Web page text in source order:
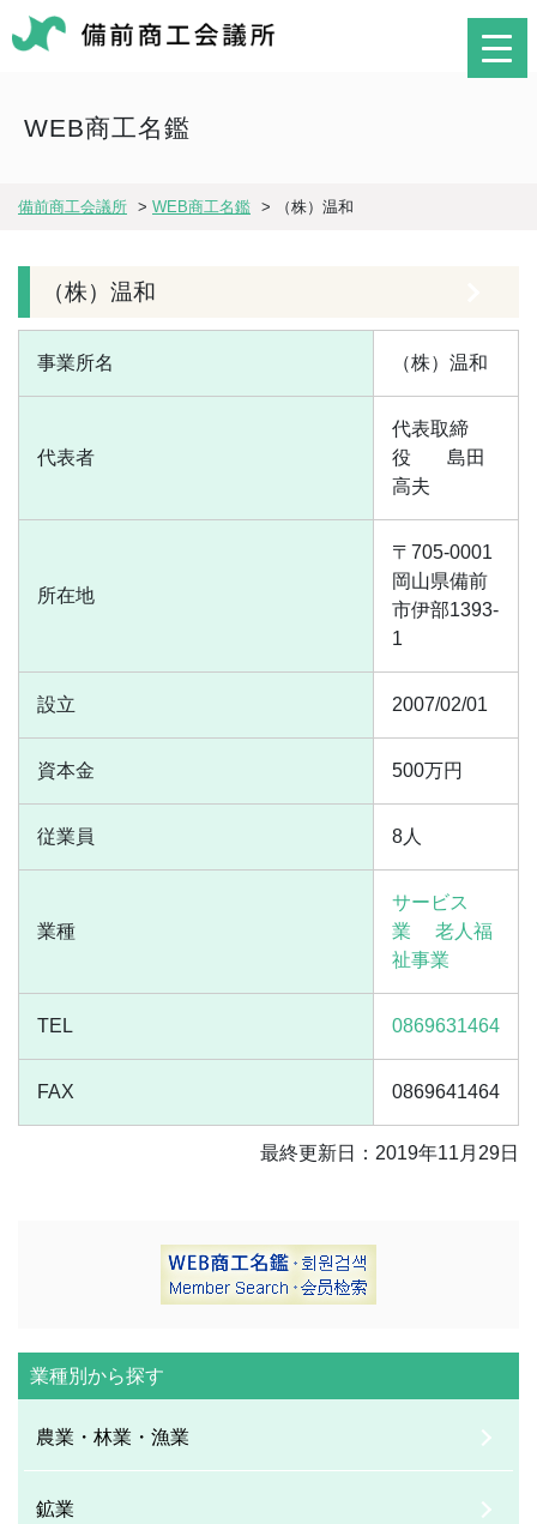
WEB商工名鑑
備前商工会議所 > WEB商工名鑑 > （株）温和
（株）温和
事業所名 （株）温和
代表者
代表取締
役
島田
高夫
所在地
〒705-0001
岡山県備前
市伊部1393-
1
設立 2007/02/01
資本金 500万円
従業員 8人
業種
サービス
業
老人福
祉事業
TEL 0869631464
FAX 0869641464
最終更新日：2019年11月29日
業種別から探す
農業・林業・漁業
鉱業